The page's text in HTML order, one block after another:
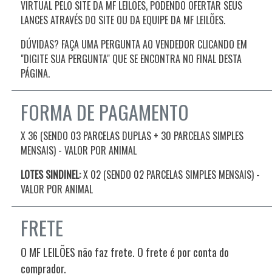
VIRTUAL PELO SITE DA MF LEILÕES, PODENDO OFERTAR SEUS
LANCES ATRAVÉS DO SITE OU DA EQUIPE DA MF LEILÕES.
DÚVIDAS? FAÇA UMA PERGUNTA AO VENDEDOR CLICANDO EM
"DIGITE SUA PERGUNTA" QUE SE ENCONTRA NO FINAL DESTA
PÁGINA.
FORMA DE PAGAMENTO
X 36 (SENDO 03 PARCELAS DUPLAS + 30 PARCELAS SIMPLES
MENSAIS) - VALOR POR ANIMAL
LOTES SINDINEL:X 02 (SENDO 02 PARCELAS SIMPLES MENSAIS) -
VALOR POR ANIMAL
FRETE
O MF LEILÕES não faz frete. O frete é por conta do
comprador.